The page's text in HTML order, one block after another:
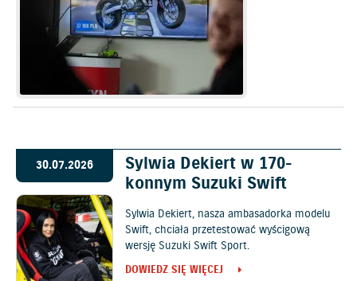
30.07.2026
Sylwia Dekiert w 170-
konnym Suzuki Swift
Sylwia Dekiert, nasza ambasadorka modelu
Swift, chciała przetestować wyścigową
wersję Suzuki Swift Sport.
DOWIEDZ SIĘ WIĘCEJ